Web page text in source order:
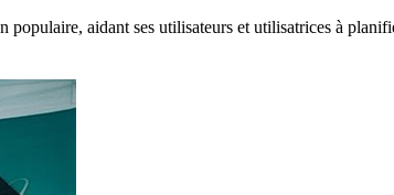
aidant ses utilisateurs et utilisatrices à